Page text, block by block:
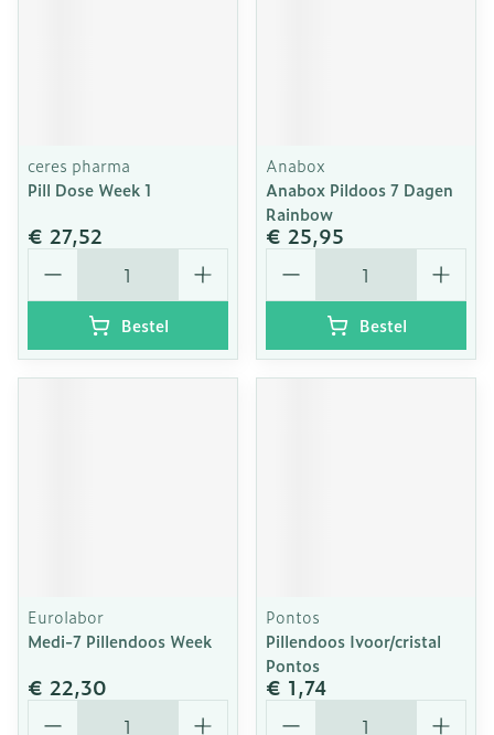
ceres pharma
Pill Dose Week 1
€ 27,52
Aantal
Bestel
Anabox
Anabox Pildoos 7 Dagen
Rainbow
€ 25,95
Aantal
Bestel
Eurolabor
Medi-7 Pillendoos Week
€ 22,30
Aantal
Pontos
Pillendoos Ivoor/cristal
Pontos
€ 1,74
Aantal